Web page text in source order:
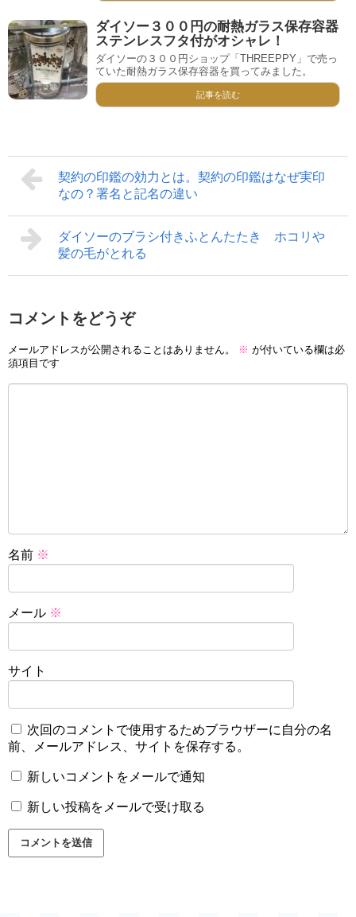
ダイソー３００円の耐熱ガラス保存容器
ステンレスフタ付がオシャレ！
ダイソーの３００円ショップ「THREEPPY」で売っ
ていた耐熱ガラス保存容器を買ってみました。
記事を読む
契約の印鑑の効力とは。契約の印鑑はなぜ実印
なの？署名と記名の違い
ダイソーのブラシ付きふとんたたき ホコリや
髪の毛がとれる
コメントをどうぞ
メールアドレスが公開されることはありません。 ※ が付いている欄は必
須項目です
名前 ※
メール ※
サイト
次回のコメントで使用するためブラウザーに自分の名
前、メールアドレス、サイトを保存する。
新しいコメントをメールで通知
新しい投稿をメールで受け取る